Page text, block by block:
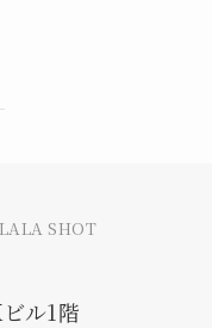
SHOT
ル1階